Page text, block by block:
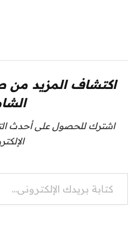
اكتشاف المزيد من
اشترك للحصول على أحدث
كتابة بريدك الإلكتروني...